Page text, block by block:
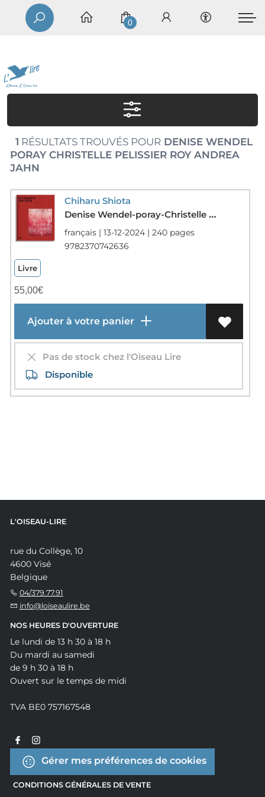
0
1 RÉSULTATS TROUVÉS POURDENISE WENDEL
PORAY CHRISTELLE PELISSIER ROY ANDREA
JAHN
Chiharu Shiota
Denise Wendel-poray-Christelle Pelissier-roy-Andrea Jahn
français | 13-12-2024 | 240 pages
9782370742636
Livre
55,00€
Ajouter à votre panier
Pas de stock chez l'Oiseau Lire
Disponible
L'OISEAU-LIRE
rue du Collège, 10
4600 Visé
Belgique
04/379.77.91
info@loiseaulire.be
NOS HEURES D'OUVERTURE
Le lundi de 13 h 30 à 18 h
Du mardi au samedi
de 9 h 30 à 18 h
Ouvert sur le temps de midi
TVA BE0 757167548
Gérer mes préférences de cookies
CONDITIONS GÉNÉRALES DE VENTE